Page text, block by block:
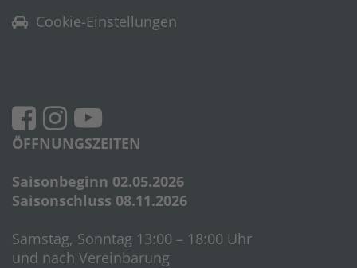
Cookie-Einstellungen
ÖFFNUNGSZEITEN
Saisonbeginn 02.05.2026
Saisonschluss 08.11.2026
Samstag, Sonntag 13:00 – 18:00 Uhr
und nach Vereinbarung